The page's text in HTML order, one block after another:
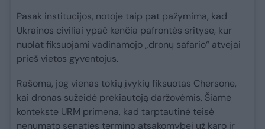
Pasak institucijos, notoje taip pat pažymima, kad
Ukrainos civiliai ypač kenčia pafrontės srityse, kur
nuolat fiksuojami vadinamojo „dronų safario“ atvejai
prieš vietos gyventojus.
Rašoma, jog vienas tokių įvykių fiksuotas Chersone,
kai dronas sužeidė prekiautoją daržovėmis. Šiame
kontekste URM primena, kad tarptautinė teisė
nenumato senaties termino atsakomybei už karo ir